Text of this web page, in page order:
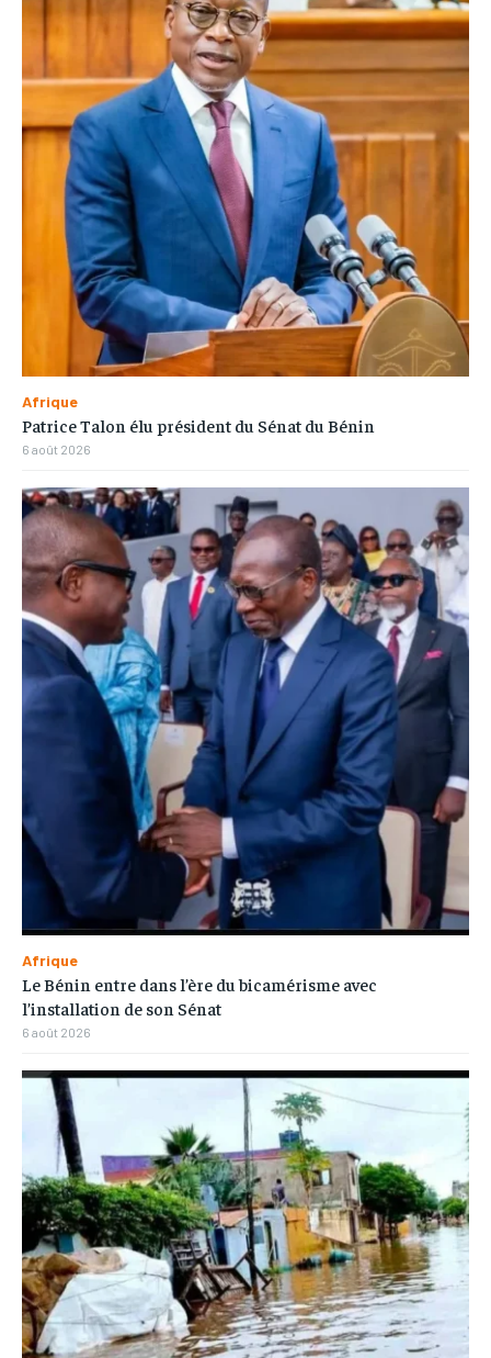
Afrique
Patrice Talon élu président du Sénat du Bénin
6 août 2026
Afrique
Le Bénin entre dans l’ère du bicamérisme avec
l’installation de son Sénat
6 août 2026